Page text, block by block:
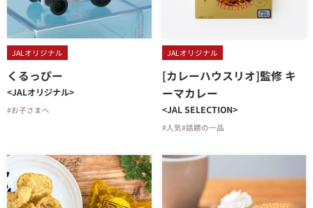
JALオリジナル
くるっぴー
<JALオリジナル>
#お子さまへ
JALオリジナル
[カレーハウスリオ]監修 キ
ーマカレー
<JAL SELECTION>
#人気#話題の一品